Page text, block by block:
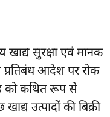
खाद्य सुरक्षा एवं मानक
आदेश पर रोक
को कथित रूप से
उत्पादों की बिक्री